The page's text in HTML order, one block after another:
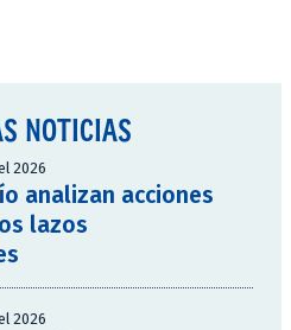
NOTICIAS
2026
analizan acciones
lazos
2026